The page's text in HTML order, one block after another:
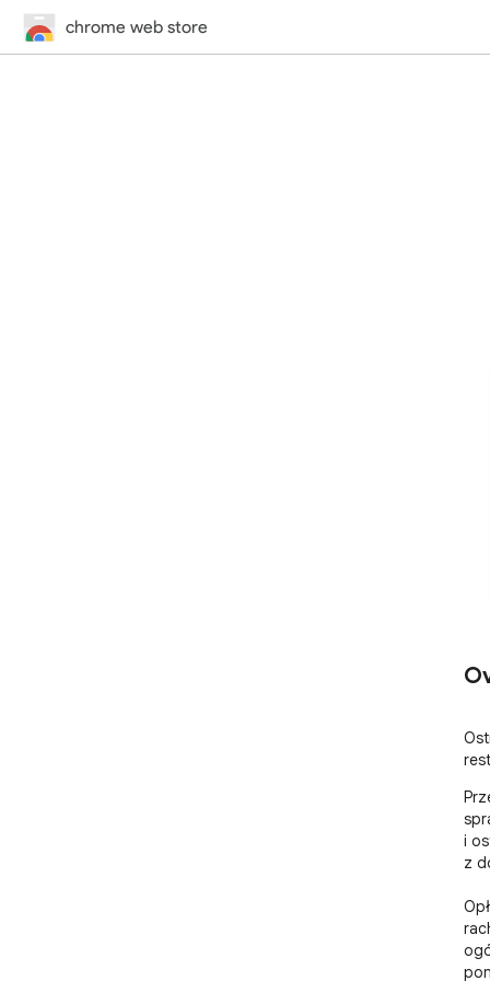
chrome web store
i
z